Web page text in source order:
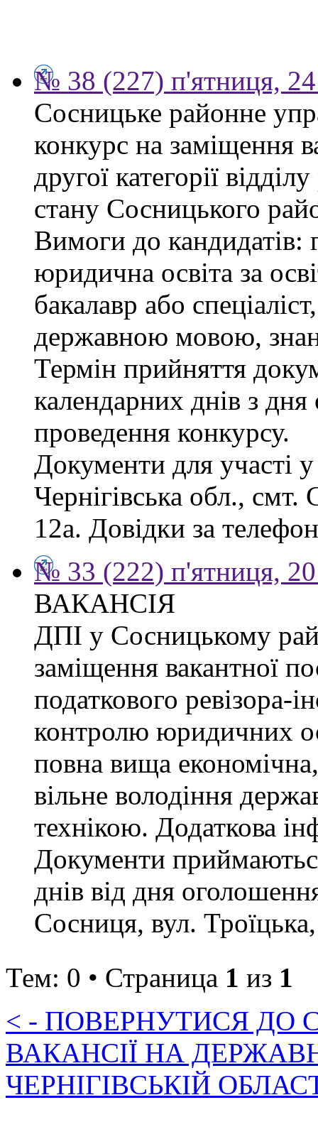
№ 38 (227) п'ятниця, 24
Сосницьке районне
конкурс на заміщення
другої категорії
стану Сосницького
Вимоги до кандидатів:
юридична освіта за
бакалавр або
державною мовою,
Термін прийняття
календарних днів з
проведення конкурсу.
Документи для участі
Чернігівська обл.,
12а. Довідки за
№ 33 (222) п'ятниця,
ВАКАНСІЯ
ДПІ у Сосницькому
заміщення вакантної
податкового ревізора-
контролю юридичних
повна вища
вільне володіння
технікою. Додаткова
Документи
днів від дня
Сосниця, вул.
Тем: 0 • Страница 1 из 1
< - ПОВЕРНУТИСЯ ДО
ВАКАНСІЇ НА
ЧЕРНІГІВСЬКІЙ